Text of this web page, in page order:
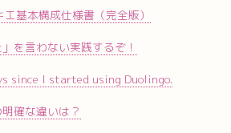
エ基本構成仕様書（完全版）
を言わない実践するぞ！
since I started using Duolingo.
確な違いは？